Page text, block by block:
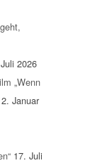
2026
„Wenn
Januar
17. Juli